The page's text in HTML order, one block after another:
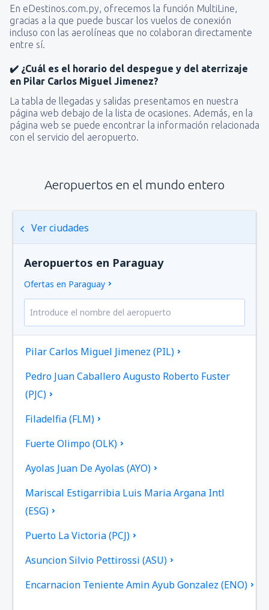
En eDestinos.com.py, ofrecemos la función MultiLine,
gracias a la que puede buscar los vuelos de conexión
incluso con las aerolíneas que no colaboran directamente
entre sí.
✔️ ¿Cuál es el horario del despegue y del aterrizaje
en Pilar Carlos Miguel Jimenez?
La tabla de llegadas y salidas presentamos en nuestra
página web debajo de la lista de ocasiones. Además, en la
página web se puede encontrar la información relacionada
con el servicio del aeropuerto.
Aeropuertos en el mundo entero
Ver ciudades
Aeropuertos en Paraguay
Ofertas en Paraguay
Pilar Carlos Miguel Jimenez (PIL)
Pedro Juan Caballero Augusto Roberto Fuster
(PJC)
Filadelfia (FLM)
Fuerte Olimpo (OLK)
Ayolas Juan De Ayolas (AYO)
Mariscal Estigarribia Luis Maria Argana Intl
(ESG)
Puerto La Victoria (PCJ)
Asuncion Silvio Pettirossi (ASU)
Encarnacion Teniente Amin Ayub Gonzalez (ENO)